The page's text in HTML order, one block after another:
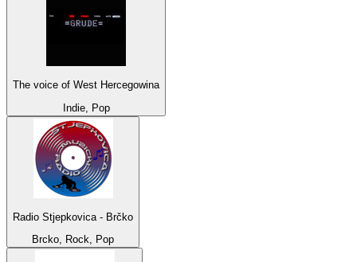
The voice of West Hercegowina
Indie, Pop
Radio Stjepkovica - Brčko
Brcko, Rock, Pop